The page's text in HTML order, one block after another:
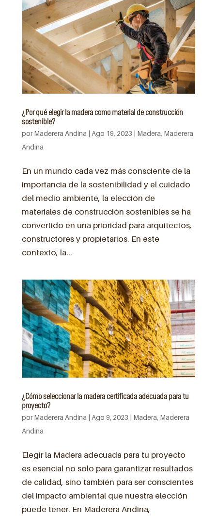
¿Por qué elegir la madera como material de construcción
sostenible?
porMaderera Andina | Ago 19, 2023 | Madera Maderera
Andina
En un mundo cada vez más consciente de la
importancia de la sostenibilidad y el cuidado
del medio ambiente, la elección de
materiales de construcción sostenibles se ha
convertido en una prioridad para arquitectos,
constructores y propietarios. En este
contexto, la...
¿Cómo seleccionar la madera certificada adecuada para tu
proyecto?
porMaderera Andina | Ago 9, 2023 | Madera Maderera
Andina
Elegir la Madera adecuada para tu proyecto
es esencial no solo para garantizar resultados
de calidad, sino también para ser conscientes
del impacto ambiental que nuestra elección
puede tener. En Maderera Andina,